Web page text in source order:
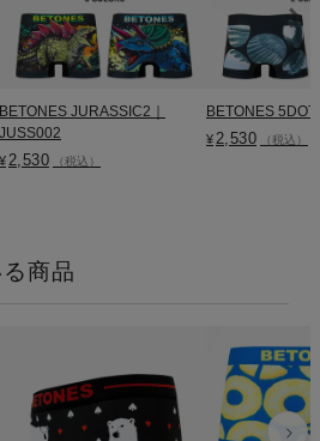
BETONES JURASSIC2｜
JUSS002
¥ 2,530 （税込）
BETONES
¥ 2,530 （税込）
商品